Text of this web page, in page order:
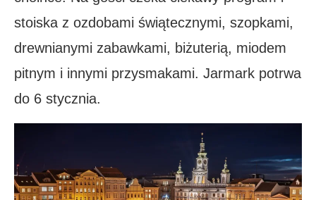
stoiska z ozdobami świątecznymi, szopkami,
drewnianymi zabawkami, biżuterią, miodem
pitnym i innymi przysmakami. Jarmark potrwa
do 6 stycznia.